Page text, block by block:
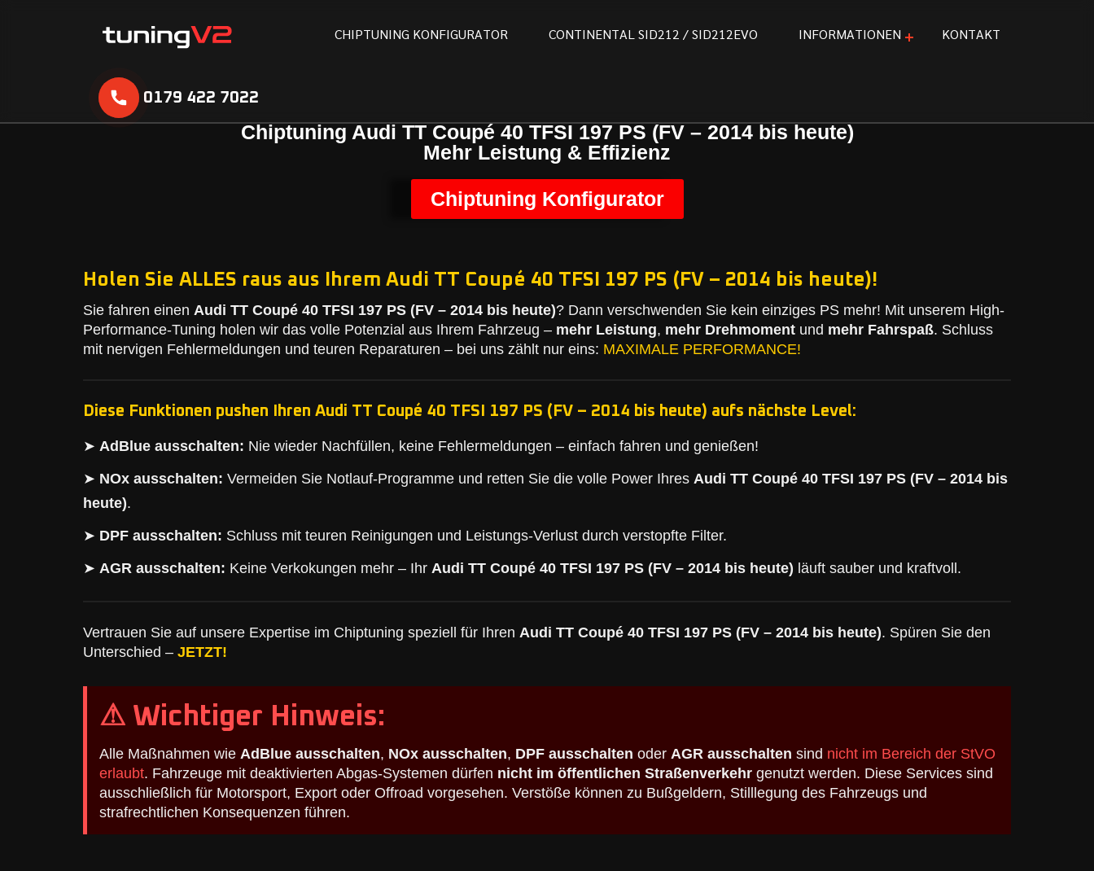
CHIPTUNING KONFIGURATOR CONTINENTAL SID21 2 / SID21 2EVO INFORMATIONEN KONTAKT
0179 422 7022
Chiptuning Audi TT Coupé 40 TFSI 197 PS (FV – 2014 bis heute)
Mehr Leistung & Effizienz
Chiptuning Konfigurator
Holen Sie ALLES raus aus Ihrem Audi TT Coupé 40 TFSI 197 PS (FV – 2014 bis heute)!
Sie fahren einen Audi TT Coupé 40 TFSI 197 PS (FV – 2014 bis heute)? Dann verschwenden Sie kein einziges PS mehr! Mit unserem High-
Performance-Tuning holen wir das volle Potenzial aus Ihrem Fahrzeug – mehr Leistung, mehr Drehmoment und mehr Fahrspaß. Schluss
mit nervigen Fehlermeldungen und teuren Reparaturen – bei uns zählt nur eins: MAXIMALE PERFORMANCE!
Diese Funktionen pushen Ihren Audi TT Coupé 40 TFSI 197 PS (FV – 2014 bis heute) aufs nächste Level:
➤ AdBlue ausschalten: Nie wieder Nachfüllen, keine Fehlermeldungen – einfach fahren und genießen!
➤ NOx ausschalten: Vermeiden Sie Notlauf-Programme und retten Sie die volle Power Ihres Audi TT Coupé 40 TFSI 197 PS (FV – 2014 bis
heute).
➤ DPF ausschalten: Schluss mit teuren Reinigungen und Leistungs-Verlust durch verstopfte Filter.
➤ AGR ausschalten: Keine Verkokungen mehr – Ihr Audi TT Coupé 40 TFSI 197 PS (FV – 2014 bis heute) läuft sauber und kraftvoll.
Vertrauen Sie auf unsere Expertise im Chiptuning speziell für Ihren Audi TT Coupé 40 TFSI 197 PS (FV – 2014 bis heute). Spüren Sie den
Unterschied – JETZT!
⚠ Wichtiger Hinweis:
Alle Maßnahmen wie AdBlue ausschalten, NOx ausschalten, DPF ausschalten oder AGR ausschalten sind nicht im Bereich der StVO
erlaubt. Fahrzeuge mit deaktivierten Abgas-Systemen dürfen nicht im öffentlichen Straßenverkehr genutzt werden. Diese Services sind
ausschließlich für Motorsport, Export oder Offroad vorgesehen. Verstöße können zu Bußgeldern, Stilllegung des Fahrzeugs und
strafrechtlichen Konsequenzen führen.